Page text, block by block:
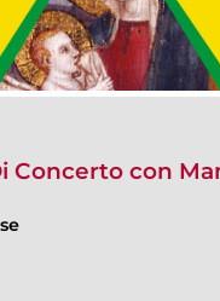
Concerto con